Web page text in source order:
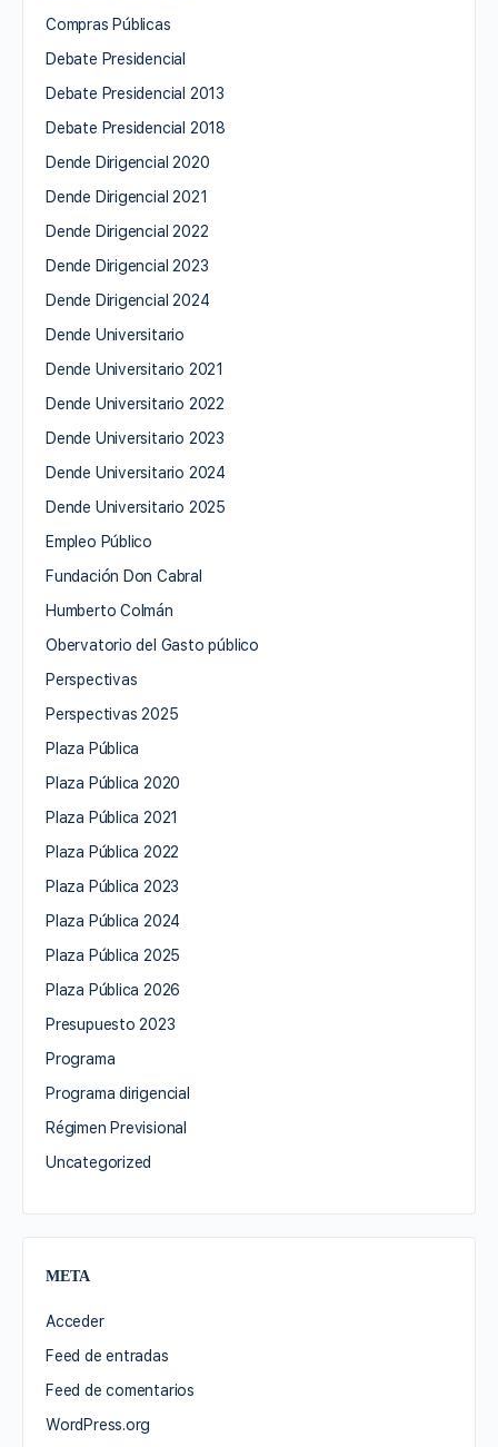
Compras Públicas
Debate Presidencial
Debate Presidencial 2013
Debate Presidencial 2018
Dende Dirigencial 2020
Dende Dirigencial 2021
Dende Dirigencial 2022
Dende Dirigencial 2023
Dende Dirigencial 2024
Dende Universitario
Dende Universitario 2021
Dende Universitario 2022
Dende Universitario 2023
Dende Universitario 2024
Dende Universitario 2025
Empleo Público
Fundación Don Cabral
Humberto Colmán
Obervatorio del Gasto público
Perspectivas
Perspectivas 2025
Plaza Pública
Plaza Pública 2020
Plaza Pública 2021
Plaza Pública 2022
Plaza Pública 2023
Plaza Pública 2024
Plaza Pública 2025
Plaza Pública 2026
Presupuesto 2023
Programa
Programa dirigencial
Régimen Previsional
Uncategorized
META
Acceder
Feed de entradas
Feed de comentarios
WordPress.org